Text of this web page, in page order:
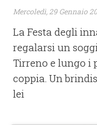
Mercoledì, 29 Gennaio
La Festa degli
regalarsi un
Tirreno e lungo i
coppia. Un
lei